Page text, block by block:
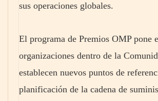
sus operaciones globales.
El programa de Premios OMP pone
organizaciones dentro de la
establecen nuevos puntos de
planificación de la cadena de